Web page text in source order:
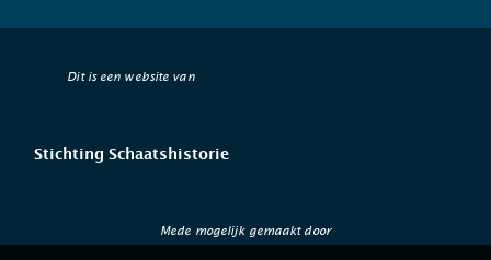
Dit is een website van
Stichting Schaatshistorie
Mede mogelijk gemaakt door